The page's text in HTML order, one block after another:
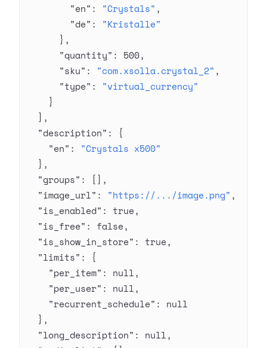
        "en"
: "Crystals" ,
        "de"
: "Kristalle"
      },
      "quantity"
: 500,
      "sku"
: "com.xsolla.crystal_2" ,
      "type"
: "virtual_currency"
    }
  ],
  "description"
: {
    "en"
: "Crystals x500"
  },
  "groups"
: [],
  "image_url"
: "https://.../image.png" ,
  "is_enabled"
: true,
  "is_free"
: false,
  "is_show_in_store"
: true,
  "limits"
: {
    "per_item"
: null,
    "per_user"
: null,
    "recurrent_schedule"
: null
  },
  "long_description"
: null,